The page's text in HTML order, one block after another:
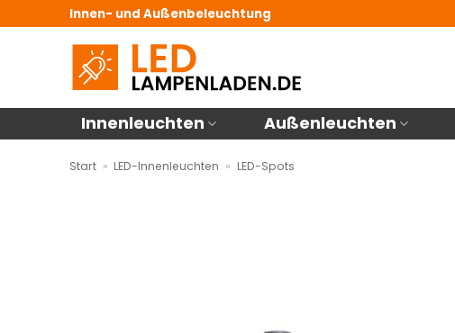
Innen- und Außenbeleuchtung
Innenleuchten Außenleuchten
Start » LED-Innenleuchten » LED-Spots